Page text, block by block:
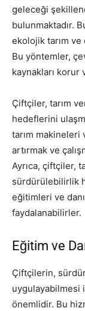
geleceği
bulunmaktadır.
ekolojik tarım ve
Bu yöntemler,
kaynakları korur
Çiftçiler, tarım
hedeflerini
tarım
artırmak ve
Ayrıca, çiftçiler,
sürdürülebilirlik
eğitimleri ve
faydalanabilirler.
Eğitim ve
Çiftçilerin,
uygulayabilmesi
önemlidir. Bu